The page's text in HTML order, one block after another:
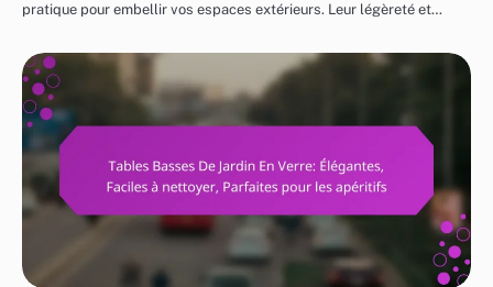
pratique pour embellir vos espaces extérieurs. Leur légèreté et…